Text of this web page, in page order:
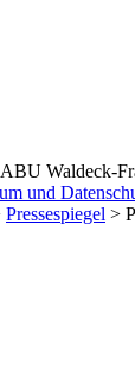
Waldeck-
und
Pressespiegel >